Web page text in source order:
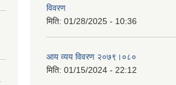
विवरण
मिति: 01/28/2025 - 10:36
आय व्यय विवरण २०७९।०८०
मिति: 01/15/2024 - 22:12